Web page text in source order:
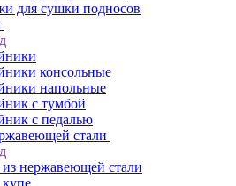
для сушки подносов
консольные
напольные
с тумбой
с педалью
стали
нержавеющей стали